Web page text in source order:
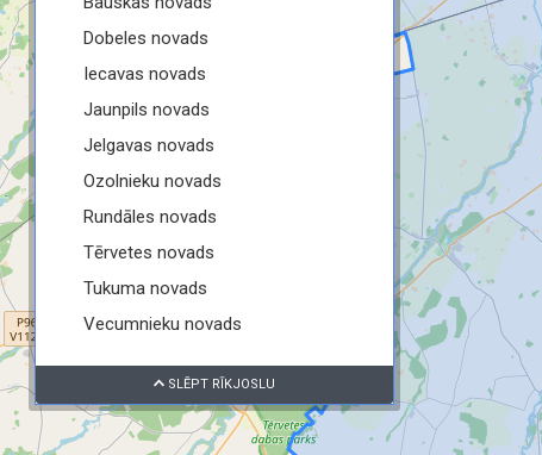
Dobeles novads
Iecavas novads
Jaunpils novads
Jelgavas novads
Ozolnieku novads
Rundāles novads
Tērvetes novads
Tukuma novads
Vecumnieku novads
SLĒPT RĪKJOSLU